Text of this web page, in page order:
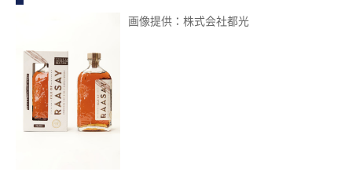
画像提供：株式会社都光